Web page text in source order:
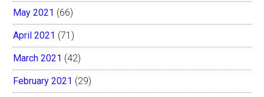
May 2021 (66)
April 2021 (71)
March 2021 (42)
February 2021 (29)